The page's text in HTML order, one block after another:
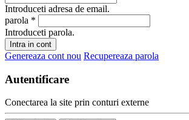
Introduceti adresa de email.
parola *
Introduceti parola.
Intra in cont
Genereaza cont nou Recupereaza parola
Autentificare
Conectarea la site prin conturi externe